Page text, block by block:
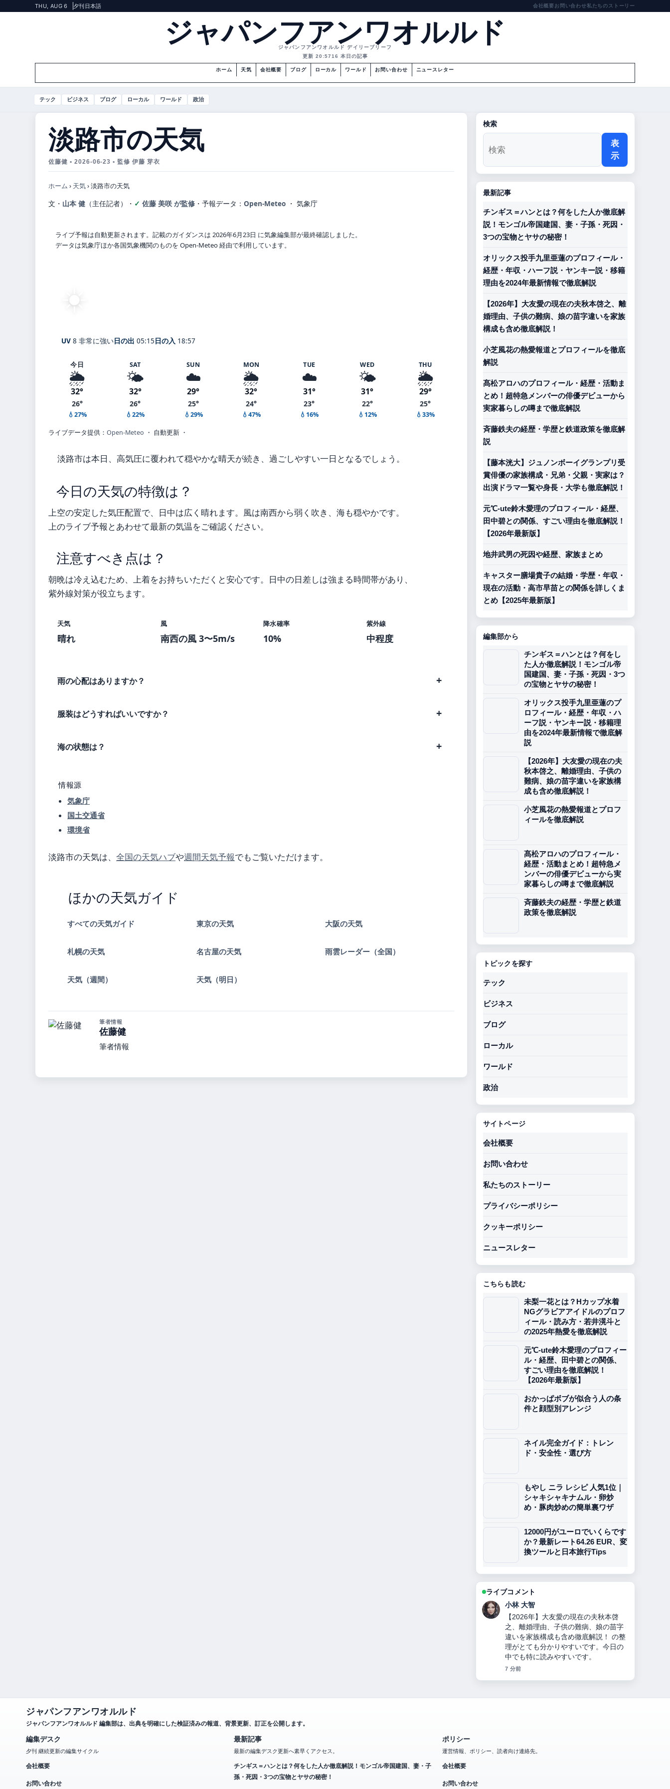
THU, AUG 6 夕刊 日本語 会社概要お問い合わせ私たちのストーリー
ジャパンフアンワオルルド
ジャパンフアンワオルルド デイリーブリーフ
更新 20:5716 本日の記事
ホーム 天気 会社概要 ブログ ローカル ワールド お問い合わせ ニュースレター
テック ビジネス ブログ ローカル ワールド 政治
淡路市の天気
佐藤健 • 2026-06-23 • 監修 伊藤 芽衣
ホーム › 天気›淡路市の天気
文・ 山本 健 （主任記者） ・ 佐藤 美咲 が監修 ・ 予報データ： Open-Meteo ・ 気象庁
ライブ予報は自動更新されます。記載のガイダンスは 2026年6月23日 に気象編集部が最終確認しました。
データは気象庁ほか各国気象機関のものを Open-Meteo 経由で利用しています。
☀️
UV 8 非常に強い日の出 05:15日の入 18:57
今日
🌦️
32°
26°
💧27%
SAT
🌤️
32°
26°
💧22%
SUN
☁️
29°
25°
💧29%
MON
🌦️
32°
24°
💧47%
TUE
☁️
31°
23°
💧16%
WED
🌤️
31°
22°
💧12%
THU
🌦️
29°
25°
💧33%
ライブデータ提供： Open-Meteo ・ 自動更新 ・
淡路市は本日、高気圧に覆われて穏やかな晴天が続き、過ごしやすい一日となるでしょう。
今日の天気の特徴は？
上空の安定した気圧配置で、日中は広く晴れます。風は南西から弱く吹き、海も穏やかです。
上のライブ予報とあわせて最新の気温をご確認ください。
注意すべき点は？
朝晩は冷え込むため、上着をお持ちいただくと安心です。日中の日差しは強まる時間帯があり、
紫外線対策が役立ちます。
天気
晴れ
風
南西の風 3〜5m/s
降水確率
10%
紫外線
中程度
雨の心配はありますか？
服装はどうすればいいですか？
海の状態は？
情報源
気象庁
国土交通省
環境省
淡路市の天気は、 全国の天気ハブや週間天気予報でもご覧いただけます。
ほかの天気ガイド
すべての天気ガイド 東京の天気 大阪の天気
札幌の天気 名古屋の天気 雨雲レーダー（全国）
天気（週間） 天気（明日）
筆者情報
佐藤健
筆者情報
検索
表
示
最新記事
チンギス＝ハンとは？何をした人か徹底解
説！モンゴル帝国建国、妻・子孫・死因・
3つの宝物とヤサの秘密！
オリックス投手九里亜蓮のプロフィール・
経歴・年収・ハーフ説・ヤンキー説・移籍
理由を2024年最新情報で徹底解説
【2026年】大友愛の現在の夫秋本啓之、離
婚理由、子供の難病、娘の苗字違いを家族
構成も含め徹底解説！
小芝風花の熱愛報道とプロフィールを徹底
解説
髙松アロハのプロフィール・経歴・活動ま
とめ！超特急メンバーの俳優デビューから
実家暮らしの噂まで徹底解説
斉藤鉄夫の経歴・学歴と鉄道政策を徹底解
説
【藤本洸大】ジュノンボーイグランプリ受
賞俳優の家族構成・兄弟・父親・実家は？
出演ドラマ一覧や身長・大学も徹底解説！
元℃-ute鈴木愛理のプロフィール・経歴、
田中碧との関係、すごい理由を徹底解説！
【2026年最新版】
地井武男の死因や経歴、家族まとめ
キャスター膳場貴子の結婚・学歴・年収・
現在の活動・高市早苗との関係を詳しくま
とめ【2025年最新版】
編集部から
チンギス＝ハンとは？何をし
た人か徹底解説！モンゴル帝
国建国、妻・子孫・死因・3つ
の宝物とヤサの秘密！
オリックス投手九里亜蓮のプ
ロフィール・経歴・年収・ハ
ーフ説・ヤンキー説・移籍理
由を2024年最新情報で徹底解
説
【2026年】大友愛の現在の夫
秋本啓之、離婚理由、子供の
難病、娘の苗字違いを家族構
成も含め徹底解説！
小芝風花の熱愛報道とプロフ
ィールを徹底解説
髙松アロハのプロフィール・
経歴・活動まとめ！超特急メ
ンバーの俳優デビューから実
家暮らしの噂まで徹底解説
斉藤鉄夫の経歴・学歴と鉄道
政策を徹底解説
トピックを探す
テック
ビジネス
ブログ
ローカル
ワールド
政治
サイトページ
会社概要
お問い合わせ
私たちのストーリー
プライバシーポリシー
クッキーポリシー
ニュースレター
こちらも読む
未梨一花とは？Hカップ水着
NGグラビアアイドルのプロフ
ィール・読み方・若井滉斗と
の2025年熱愛を徹底解説
元℃-ute鈴木愛理のプロフィー
ル・経歴、田中碧との関係、
すごい理由を徹底解説！
【2026年最新版】
おかっぱボブが似合う人の条
件と顔型別アレンジ
ネイル完全ガイド：トレン
ド・安全性・選び方
もやし ニラ レシピ 人気1位｜
シャキシャキナムル・卵炒
め・豚肉炒めの簡単裏ワザ
12000円がユーロでいくらです
か？最新レート64.26 EUR、変
換ツールと日本旅行Tips
ライブコメント
田中 美咲
チンギス＝ハンとは？何をした人か徹
底解説！モンゴル帝国建国、妻・子
孫・死因・3つの宝物とヤサの秘密！
を追っていますが、この解説は落ち着
いていて信頼できます。
9 分前
ジャパンフアンワオルルド
ジャパンフアンワオルルド 編集部は、出典を明確にした検証済みの報道、背景更新、訂正を公開します。
編集デスク
夕刊 継続更新の編集サイクル
会社概要
お問い合わせ
最新記事
最新の編集デスク更新へ素早くアクセス。
チンギス＝ハンとは？何をした人か徹底解説！モンゴル帝国建国、妻・子
孫・死因・3つの宝物とヤサの秘密！
ポリシー
運営情報、ポリシー、読者向け連絡先。
会社概要
お問い合わせ